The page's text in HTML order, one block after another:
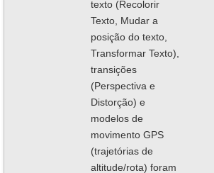
texto (Recolorir
Texto, Mudar a
posição do texto,
Transformar Texto),
transições
(Perspectiva e
Distorção) e
modelos de
movimento GPS
(trajetórias de
altitude/rota) foram